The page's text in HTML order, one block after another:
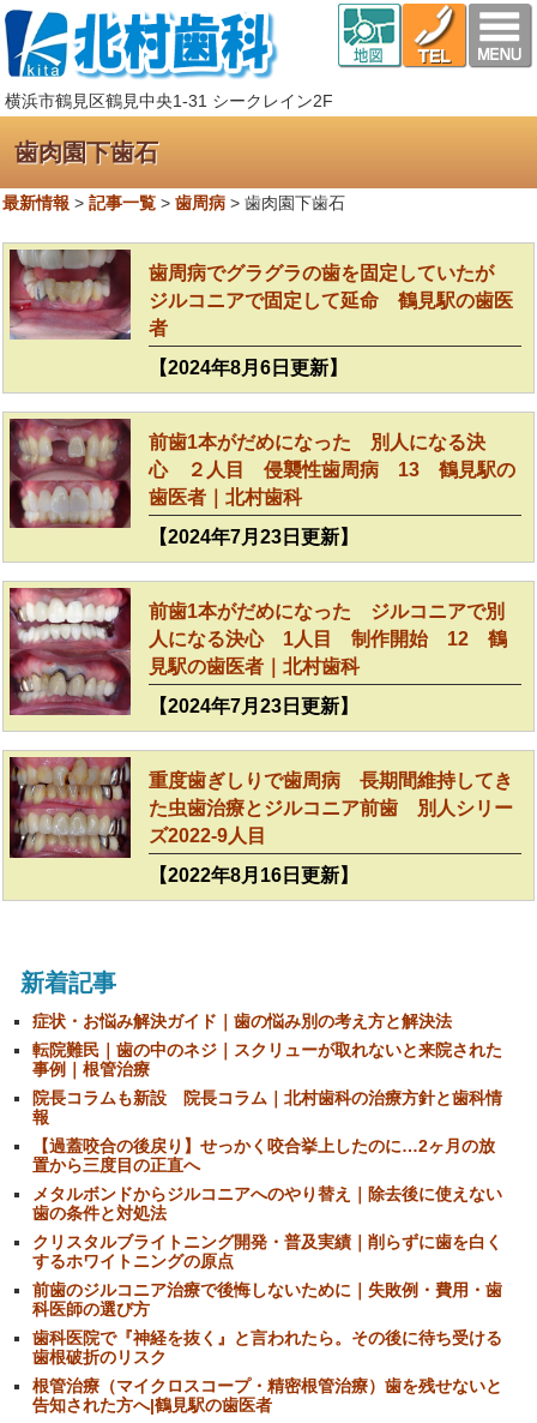
横浜市鶴見区鶴見中央1-31 シークレイン2F
歯肉園下歯石
最新情報 > 記事一覧 > 歯周病 > 歯肉園下歯石
歯周病でグラグラの歯を固定していたが
ジルコニアで固定して延命 鶴見駅の歯医
者
【2024年8月6日更新】
前歯1本がだめになった 別人になる決
心 ２人目 侵襲性歯周病 13 鶴見駅の
歯医者｜北村歯科
【2024年7月23日更新】
前歯1本がだめになった ジルコニアで別
人になる決心 1人目 制作開始 12 鶴
見駅の歯医者｜北村歯科
【2024年7月23日更新】
重度歯ぎしりで歯周病 長期間維持してき
た虫歯治療とジルコニア前歯 別人シリー
ズ2022-9人目
【2022年8月16日更新】
新着記事
症状・お悩み解決ガイド｜歯の悩み別の考え方と解決法
転院難民｜歯の中のネジ｜スクリューが取れないと来院された
事例｜根管治療
院長コラムも新設 院長コラム｜北村歯科の治療方針と歯科情
報
【過蓋咬合の後戻り】せっかく咬合挙上したのに…2ヶ月の放
置から三度目の正直へ
メタルボンドからジルコニアへのやり替え｜除去後に使えない
歯の条件と対処法
クリスタルブライトニング開発・普及実績｜削らずに歯を白く
するホワイトニングの原点
前歯のジルコニア治療で後悔しないために｜失敗例・費用・歯
科医師の選び方
歯科医院で『神経を抜く』と言われたら。その後に待ち受ける
歯根破折のリスク
根管治療（マイクロスコープ・精密根管治療）歯を残せないと
告知された方へ|鶴見駅の歯医者